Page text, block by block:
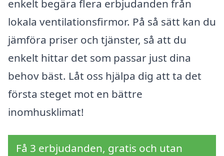
enkelt begära flera erbjudanden från
lokala ventilationsfirmor. På så sätt kan du
jämföra priser och tjänster, så att du
enkelt hittar det som passar just dina
behov bäst. Låt oss hjälpa dig att ta det
första steget mot en bättre
inomhusklimat!
Få 3 erbjudanden, gratis och utan